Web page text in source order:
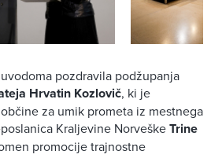
pozdravila podžupanja
Hrvatin Kozlovič, ki je
za umik prometa iz mestnega
Kraljevine NorveškeTrine
promocije trajnostne